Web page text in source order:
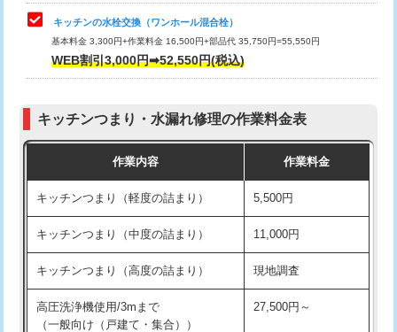
用（追加）/3ｍ超え)
給水管工事※（ライニング鋼管・銅
管・ポリ管・HT管使用/3ｍまで)
44,000円
管・ポリ管・HT管使用/3ｍ超え)
排水管工事（土の掘削・埋め戻し作
11,000円~
排水管工事（排水管工事/3ｍまで） 55,000円
排水管工事（追加 排水管工事/3ｍ超
+11,000円
マス交換（土の掘削・埋め戻し作業）
お風呂タンク脱着
その他部品の脱着
式・ワンホール）)
交換・取付(排水栓・排水トラップ
22,000円+材料費
キッチンの水栓交換（ワンホール混合栓）
基本料金 3,300円+作業料金 16,500円+部品代 35,750円=55,550円
WEB割引3,000円➡52,550円(税込)
キッチンつまり・水漏れ修理の作業料金表
作業内容 作業料金
キッチンつまり（軽度の詰まり） 5,500円
キッチンつまり（中度の詰まり） 11,000円
キッチンつまり（高度の詰まり） 現地調査
高圧洗浄機使用/3mまで
（一般向け（戸建て・集合））
27,500円～